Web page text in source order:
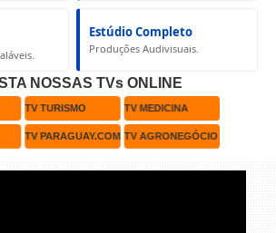
Estúdio Completo
Produções Audivisuais.
NOSSAS TVs ONLINE
TV TURISMO TV MEDICINA
TV PARAGUAY.COM TV AGRONEGÓCIO